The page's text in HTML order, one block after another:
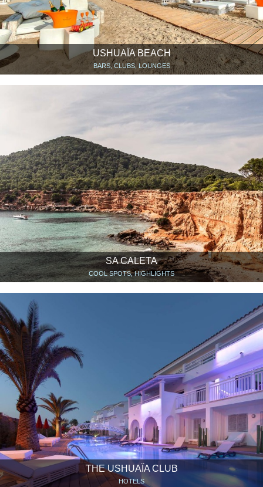
USHUAÏA BEACH
BARS, CLUBS, LOUNGES
SA CALETA
COOL SPOTS, HIGHLIGHTS
THE USHUAÏA CLUB
HOTELS